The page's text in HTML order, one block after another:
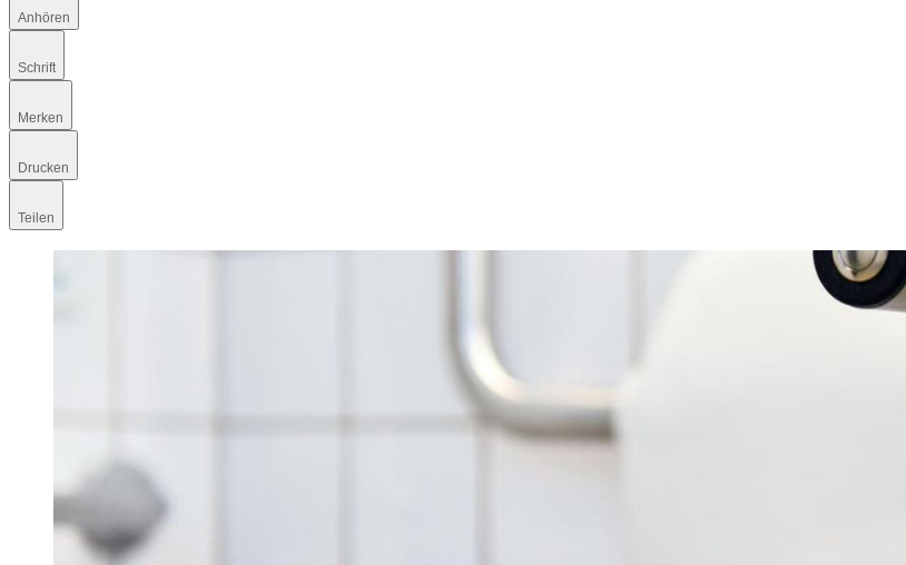
Anhören
Schrift
Merken
Drucken
Teilen